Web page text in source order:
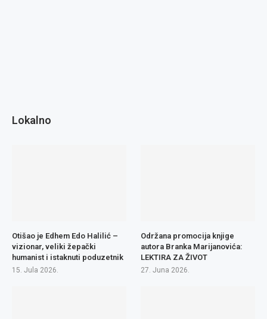
Lokalno
Otišao je Edhem Edo Halilić –
vizionar, veliki žepački
humanist i istaknuti poduzetnik
15. Jula 2026.
Održana promocija knjige
autora Branka Marijanovića:
LEKTIRA ZA ŽIVOT
27. Juna 2026.